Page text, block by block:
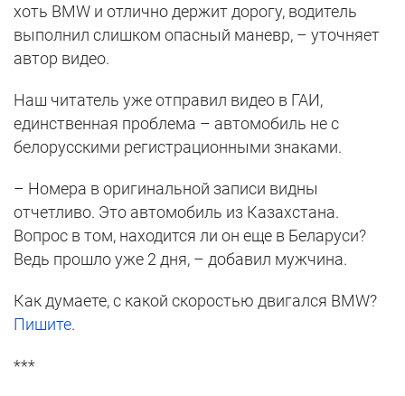
хоть BMW и отлично держит дорогу, водитель
выполнил слишком опасный маневр, – уточняет
автор видео.
Наш читатель уже отправил видео в ГАИ,
единственная проблема – автомобиль не с
белорусскими регистрационными знаками.
– Номера в оригинальной записи видны
отчетливо. Это автомобиль из Казахстана.
Вопрос в том, находится ли он еще в Беларуси?
Ведь прошло уже 2 дня, – добавил мужчина.
Как думаете, с какой скоростью двигался BMW?
Пишите.
***